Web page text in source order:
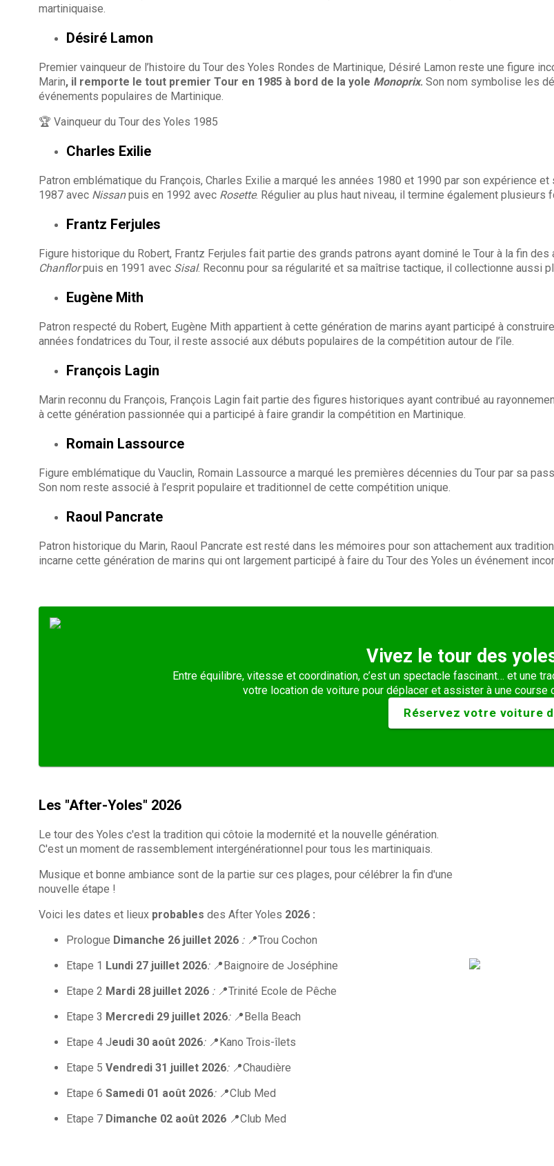
martiniquaise.
Désiré Lamon
Premier vainqueur de l’histoire du Tour des Yoles Rondes de Martinique, Désiré Lamon reste une figure
Marin, il remporte le tout premier Tour en 1985 à bord de la yole Monoprix. Son nom symbolise les
événements populaires de Martinique.
🏆 Vainqueur du Tour des Yoles 1985
Charles Exilie
Patron emblématique du François, Charles Exilie a marqué les années 1980 et 1990 par son expérience
1987 avec Nissanpuis en 1992 avec Rosette. Régulier au plus haut niveau, il termine également
Frantz Ferjules
Figure historique du Robert, Frantz Ferjules fait partie des grands patrons ayant dominé le Tour à la fin
Chanflorpuis en 1991 avec Sisal. Reconnu pour sa régularité et sa maîtrise tactique, il collectionne aussi
Eugène Mith
Patron respecté du Robert, Eugène Mith appartient à cette génération de marins ayant participé à
années fondatrices du Tour, il reste associé aux débuts populaires de la compétition autour de l’île.
François Lagin
Marin reconnu du François, François Lagin fait partie des figures historiques ayant contribué au
à cette génération passionnée qui a participé à faire grandir la compétition en Martinique.
Romain Lassource
Figure emblématique du Vauclin, Romain Lassource a marqué les premières décennies du Tour par sa
Son nom reste associé à l’esprit populaire et traditionnel de cette compétition unique.
Raoul Pancrate
Patron historique du Marin, Raoul Pancrate est resté dans les mémoires pour son attachement aux
incarne cette génération de marins qui ont largement participé à faire du Tour des Yoles un événement
Vivez le tour des
Entre équilibre, vitesse et coordination, c’est un spectacle fascinant… et une
votre location de voiture pour déplacer et assister à une
Réservez votre voiture
Les "After-Yoles" 2026
Le tour des Yoles c'est la tradition qui côtoie la modernité et la nouvelle génération.
C'est un moment de rassemblement intergénérationnel pour tous les martiniquais.
Musique et bonne ambiance sont de la partie sur ces plages, pour célébrer la fin d'une
nouvelle étape !
Voici les dates et lieux probables des After Yoles 2026 :
Prologue Dimanche 26 juillet 2026 : 📍Trou Cochon
Etape 1 Lundi 27 juillet 2026: 📍Baignoire de Joséphine
Etape 2 Mardi 28 juillet 2026 : 📍Trinité Ecole de Pêche
Etape 3 Mercredi 29 juillet 2026: 📍Bella Beach
Etape 4 Jeudi 30 août 2026: 📍Kano Trois-îlets
Etape 5 Vendredi 31 juillet 2026: 📍Chaudière
Etape 6 Samedi 01 août 2026: 📍Club Med
Etape 7 Dimanche 02 août 2026 📍Club Med